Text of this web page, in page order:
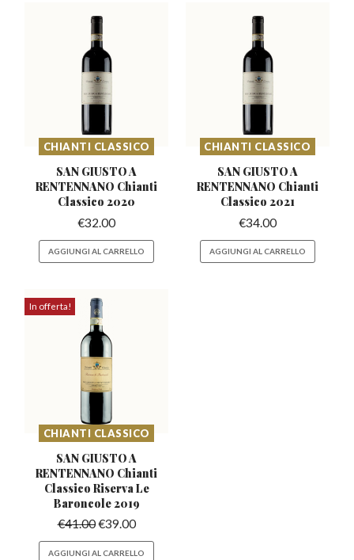
CHIANTI CLASSICO
SAN GIUSTO A
RENTENNANO Chianti
Classico 2020
€32.00
AGGIUNGI AL CARRELLO
CHIANTI CLASSICO
SAN GIUSTO A
RENTENNANO Chianti
Classico 2021
€34.00
AGGIUNGI AL CARRELLO
In offerta!
CHIANTI CLASSICO
SAN GIUSTO A
RENTENNANO Chianti
Classico Riserva Le
Baroncole 2019
€41.00€39.00
AGGIUNGI AL CARRELLO